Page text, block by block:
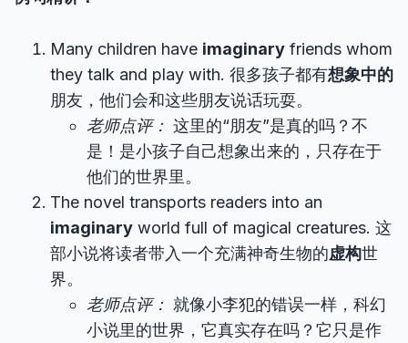
Many children have imaginary friends whom
they talk and play with. 很多孩子都有想象中的
朋友，他们会和这些朋友说话玩耍。
老师点评： 这里的“朋友”是真的吗？不
是！是小孩子自己想象出来的，只存在于
他们的世界里。
The novel transports readers into an
imaginary world full of magical creatures. 这
部小说将读者带入一个充满神奇生物的虚构世
界。
老师点评： 就像小李犯的错误一样，科幻
小说里的世界，它真实存在吗？它只是作